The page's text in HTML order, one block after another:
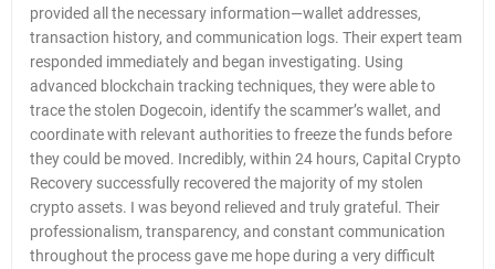
provided all the necessary information—wallet addresses,
transaction history, and communication logs. Their expert team
responded immediately and began investigating. Using
advanced blockchain tracking techniques, they were able to
trace the stolen Dogecoin, identify the scammer’s wallet, and
coordinate with relevant authorities to freeze the funds before
they could be moved. Incredibly, within 24 hours, Capital Crypto
Recovery successfully recovered the majority of my stolen
crypto assets. I was beyond relieved and truly grateful. Their
professionalism, transparency, and constant communication
throughout the process gave me hope during a very difficult